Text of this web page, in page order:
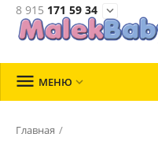
8 915 171 59 34 
 МЕНЮ 
Главная /